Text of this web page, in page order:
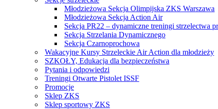
Młodzieżowa Sekcja Olimpijska ZKS Warszawa
Młodzieżowa Sekcja Action Air
Sekcja PR22 – dynamiczne treningi strzelectwa
Sekcja Strzelania Dynamicznego
Sekcja Czarnoprochowa
Wakacyjne Kursy Strzeleckie Air Action dla młodzieży
SZKOŁY, Edukacja dla bezpieczeństwa
Pytania i odpowiedzi
Treningi Otwarte Pistolet ISSF
Promocje
Sklep ZKS
Sklep sportowy ZKS